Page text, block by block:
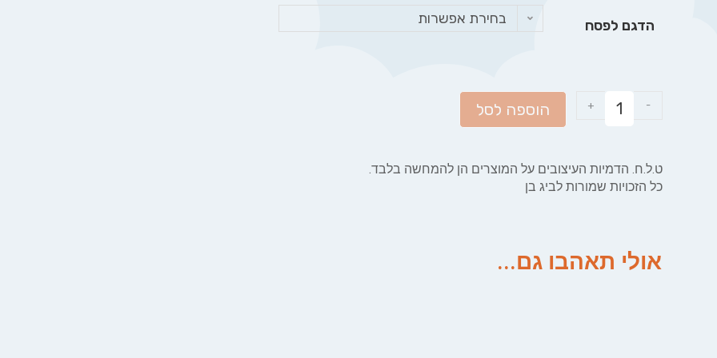
הדגם לפסח בחירת אפשרות
-
+ הוספה לסל
ט.ל.ח. הדמיות העיצובים על המוצרים הן להמחשה בלבד.
כל הזכויות שמורות לביג בן
אולי תאהבו גם...